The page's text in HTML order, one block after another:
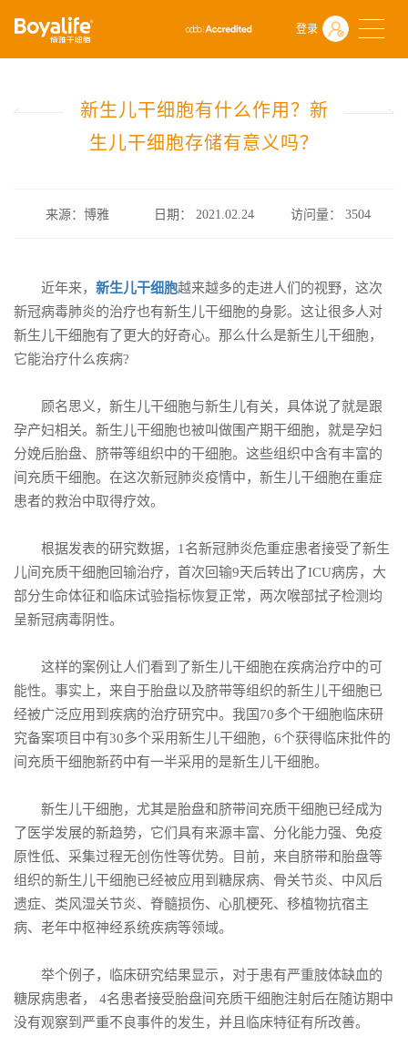
登录
首页 什么是干细胞
前沿动态
新生儿干细胞有什么作用？新生儿干细胞存储有意义吗？
新生儿干细胞有什么作用？新
生儿干细胞存储有意义吗？
来源：博雅 日期： 2021.02.24 访问量：3504
近年来， 新生儿干细胞越来越多的走进人们的视野，这次
新冠病毒肺炎的治疗也有新生儿干细胞的身影。这让很多人对
新生儿干细胞有了更大的好奇心。那么什么是新生儿干细胞，
它能治疗什么疾病?
顾名思义，新生儿干细胞与新生儿有关，具体说了就是跟
孕产妇相关。新生儿干细胞也被叫做围产期干细胞，就是孕妇
分娩后胎盘、脐带等组织中的干细胞。这些组织中含有丰富的
间充质干细胞。在这次新冠肺炎疫情中，新生儿干细胞在重症
患者的救治中取得疗效。
根据发表的研究数据，1名新冠肺炎危重症患者接受了新生
儿间充质干细胞回输治疗，首次回输9天后转出了ICU病房，大
部分生命体征和临床试验指标恢复正常，两次喉部拭子检测均
呈新冠病毒阴性。
这样的案例让人们看到了新生儿干细胞在疾病治疗中的可
能性。事实上，来自于胎盘以及脐带等组织的新生儿干细胞已
经被广泛应用到疾病的治疗研究中。我国70多个干细胞临床研
究备案项目中有30多个采用新生儿干细胞，6个获得临床批件的
间充质干细胞新药中有一半采用的是新生儿干细胞。
新生儿干细胞，尤其是胎盘和脐带间充质干细胞已经成为
了医学发展的新趋势，它们具有来源丰富、分化能力强、免疫
原性低、采集过程无创伤性等优势。目前，来自脐带和胎盘等
组织的新生儿干细胞已经被应用到糖尿病、骨关节炎、中风后
遗症、类风湿关节炎、脊髓损伤、心肌梗死、移植物抗宿主
病、老年中枢神经系统疾病等领域。
举个例子，临床研究结果显示，对于患有严重肢体缺血的
糖尿病患者， 4名患者接受胎盘间充质干细胞注射后在随访期中
没有观察到严重不良事件的发生，并且临床特征有所改善。